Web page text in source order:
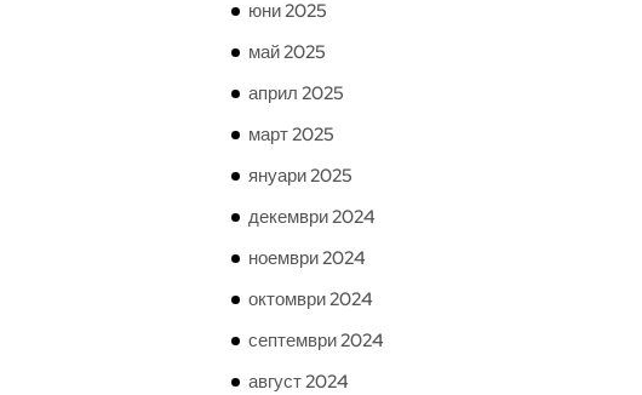
юни 2025
май 2025
април 2025
март 2025
януари 2025
декември 2024
ноември 2024
октомври 2024
септември 2024
август 2024